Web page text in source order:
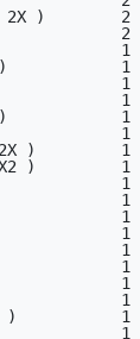
/ 2X )        2
)               2
)                1
X2 )            1
1
1
X1 )            1
)               1
/ 2X )         1
/ X2 )         1
1
1
)                1
1
1
1
1
1
21 )           1
)                1